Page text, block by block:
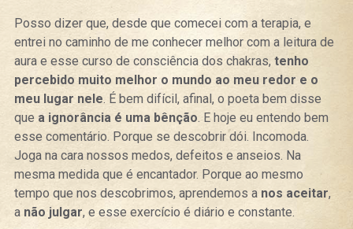
Posso dizer que, desde que comecei com a terapia, e
entrei no caminho de me conhecer melhor com a leitura de
aura e esse curso de consciência dos chakras, tenho
percebido muito melhor o mundo ao meu redor e o
meu lugar nele. É bem difícil, afinal, o poeta bem disse
que a ignorância é uma bênção. E hoje eu entendo bem
esse comentário. Porque se descobrir dói. Incomoda.
Joga na cara nossos medos, defeitos e anseios. Na
mesma medida que é encantador. Porque ao mesmo
tempo que nos descobrimos, aprendemos a nos aceitar,
a não julgar, e esse exercício é diário e constante.